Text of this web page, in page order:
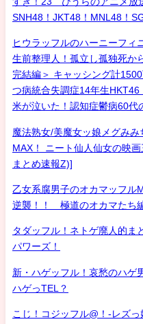
SNH48！JKT48！MNL48！
ヒウラッフルのハーニーフィ
生前整理人！孤立し孤独死か
完結編＞ キャッシング計
つ病統合失調症14年生
米が泣いた！認知症鬱病60代
魔法熟女/美魔女ッ娘メグみ
MAX！ ニート仙人仙女の映
まとめ速報Z)]
乙女系腐男子のオカマッフ
逆襲！！ 極道のオカマたち
タダッフル！ネトゲ廃人的ま
パワーズ！
新・ハゲッフル！哀愁のハゲ
ハゲっTEL？
こじ！コジッフル@！-レズ